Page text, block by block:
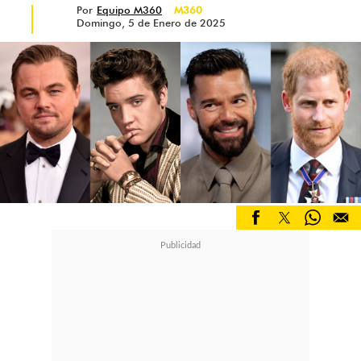
"Finalmente dices:"Espera, no estoy
mintiendo. He estado haciendo esto
Por Equipo M360
M360
Domingo, 5 de Enero de 2025